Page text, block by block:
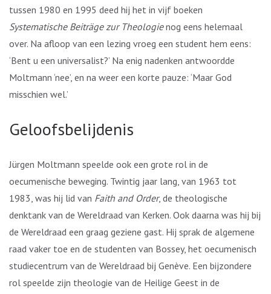
tussen 1980 en 1995 deed hij het in vijf boeken
Systematische Beiträge zur Theologienog eens helemaal
over. Na afloop van een lezing vroeg een student hem eens:
‘Bent u een universalist?’ Na enig nadenken antwoordde
Moltmann ‘nee’, en na weer een korte pauze: ‘Maar God
misschien wel.’
Geloofsbelijdenis
Jürgen Moltmann speelde ook een grote rol in de
oecumenische beweging. Twintig jaar lang, van 1963 tot
1983, was hij lid van Faith and Order, de theologische
denktank van de Wereldraad van Kerken. Ook daarna was hij bij
de Wereldraad een graag geziene gast. Hij sprak de algemene
raad vaker toe en de studenten van Bossey, het oecumenisch
studiecentrum van de Wereldraad bij Genève. Een bijzondere
rol speelde zijn theologie van de Heilige Geest in de